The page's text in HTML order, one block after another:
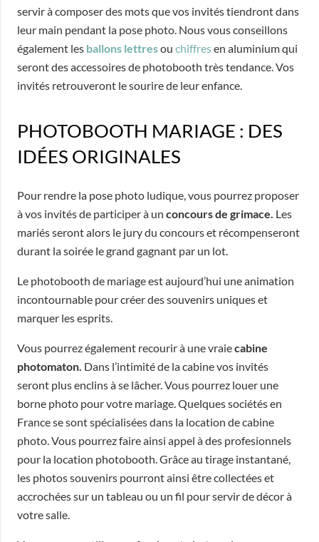
servir à composer des mots que vos invités tiendront dans
leur main pendant la pose photo. Nous vous conseillons
également les ballons lettresou chiffresen aluminium qui
seront des accessoires de photobooth très tendance. Vos
invités retrouveront le sourire de leur enfance.
PHOTOBOOTH MARIAGE : DES
IDÉES ORIGINALES
Pour rendre la pose photo ludique, vous pourrez proposer
à vos invités de participer à un concours de grimace. Les
mariés seront alors le jury du concours et récompenseront
durant la soirée le grand gagnant par un lot.
Le photobooth de mariage est aujourd’hui une animation
incontournable pour créer des souvenirs uniques et
marquer les esprits.
Vous pourrez également recourir à une vraiecabine
photomaton. Dans l’intimité de la cabine vos invités
seront plus enclins à se lâcher. Vous pourrez louer une
borne photo pour votre mariage. Quelques sociétés en
France se sont spécialisées dans la location de cabine
photo. Vous pourrez faire ainsi appel à des profesionnels
pour la location photobooth. Grâce au tirage instantané,
les photos souvenirs pourront ainsi être collectées et
accrochées sur un tableau ou un fil pour servir de décor à
votre salle.